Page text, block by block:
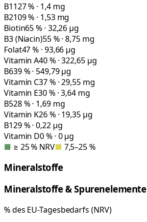
B1127 % · 1,4 mg
B2109 % · 1,53 mg
Biotin65 % · 32,26 µg
B3 (Niacin)55 % · 8,75 mg
Folat47 % · 93,66 µg
Vitamin A40 % · 322,65 µg
B639 % · 549,79 µg
Vitamin C37 % · 29,55 mg
Vitamin E30 % · 3,64 mg
B528 % · 1,69 mg
Vitamin K26 % · 19,35 µg
B129 % · 0,22 µg
Vitamin D0 % · 0 µg
■ ≥ 25 % NRV■ 7,5–25 %
Mineralstoffe
Mineralstoffe & Spurenelemente
% des EU-Tagesbedarfs (NRV)